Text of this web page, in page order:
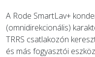
A Rode SmartLav+
(omnidirekcionális)
TRRS csatlakozón
és más fogyasztói